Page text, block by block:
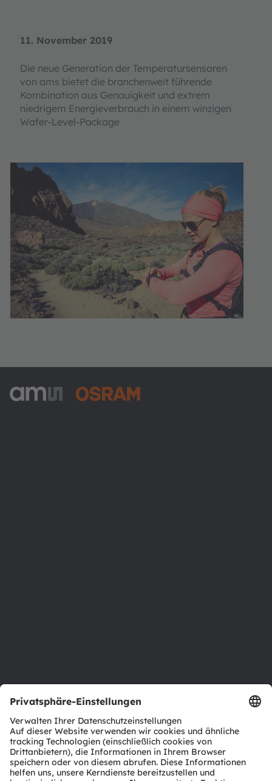
11. November 2019
Die neue Generation der Temperatursensoren
von ams bietet die branchenweit führende
Kombination aus Genauigkeit und extrem
niedrigem Energieverbrauch in einem winzigen
Wafer-Level-Package
Produkt Selektor
Download Center
Tools
Kundenanfragen
Technischer Support